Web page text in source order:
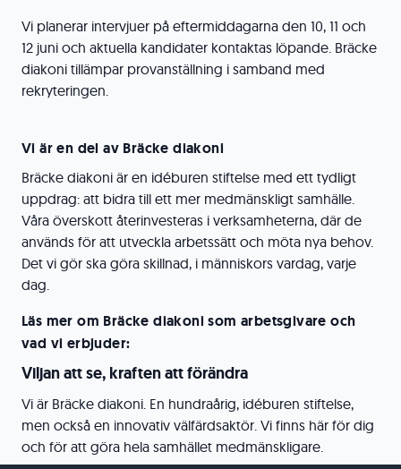
Vi planerar intervjuer på eftermiddagarna den 10, 11 och
12 juni och aktuella kandidater kontaktas löpande. Bräcke
diakoni tillämpar provanställning i samband med
rekryteringen.
Vi är en del av Bräcke diakoni
Bräcke diakoni är en idéburen stiftelse med ett tydligt
uppdrag: att bidra till ett mer medmänskligt samhälle.
Våra överskott återinvesteras i verksamheterna, där de
används för att utveckla arbetssätt och möta nya behov.
Det vi gör ska göra skillnad, i människors vardag, varje
dag.
Läs mer om Bräcke diakoni som arbetsgivare och
vad vi erbjuder:
Viljan att se, kraften att förändra
Vi är Bräcke diakoni. En hundraårig, idéburen stiftelse,
men också en innovativ välfärdsaktör. Vi finns här för dig
och för att göra hela samhället medmänskligare.